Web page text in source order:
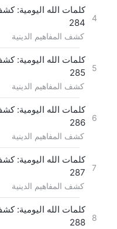
4
كلمات الله اليومية:
284
كشف المفاهيم الدينية
5
كلمات الله اليومية:
285
كشف المفاهيم الدينية
6
كلمات الله اليومية:
286
كشف المفاهيم الدينية
7
كلمات الله اليومية:
287
كشف المفاهيم الدينية
8
كلمات الله اليومية:
288